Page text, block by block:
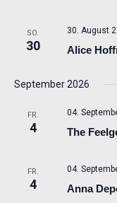
SO.
30 Alice
30. August
September 2026
FR.
4 The
04.
FR.
4 Anna
04.